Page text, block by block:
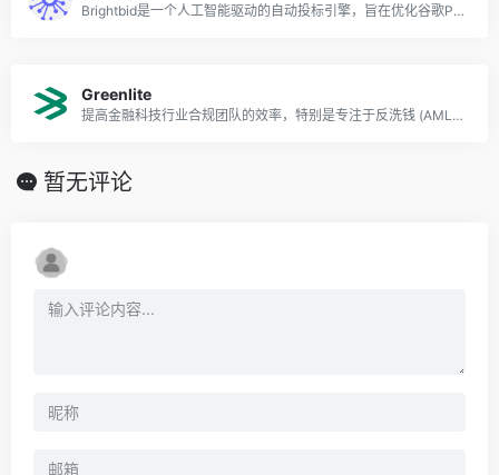
Brightbid是一个人工智能驱动的自动投标引擎，旨在优化谷歌PPC广告活动。
Greenlite
提高金融科技行业合规团队的效率，特别是专注于反洗钱 (AML) 、制裁筛选和了解客户 (KYC) 等功能。
暂无评论